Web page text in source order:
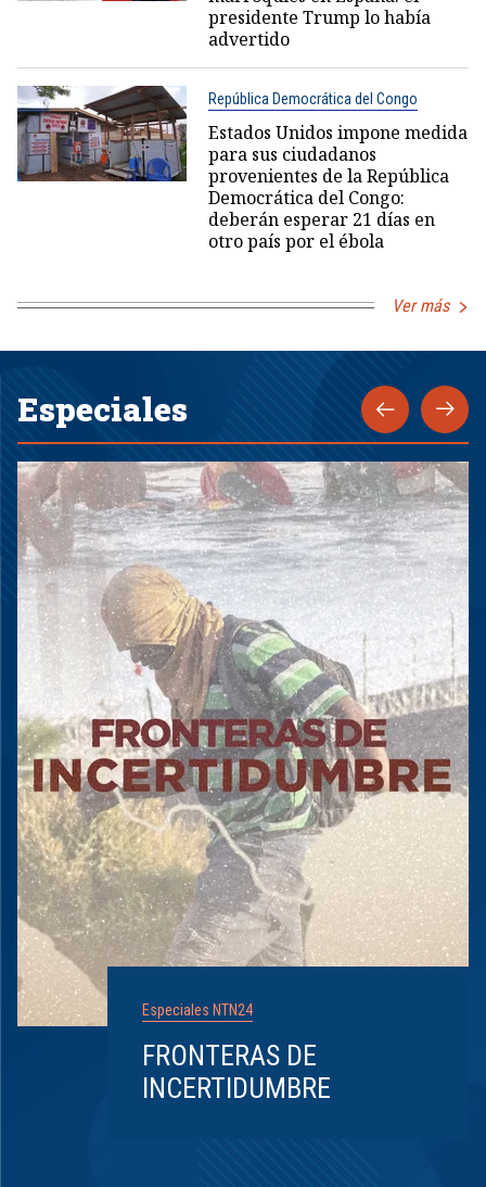
presidente Trump lo había
advertido
República Democrática del Congo
Estados Unidos impone medida
para sus ciudadanos
provenientes de la República
Democrática del Congo:
deberán esperar 21 días en
otro país por el ébola
Ver más
Especiales
Especiales NTN24
FRONTERAS DE
INCERTIDUMBRE